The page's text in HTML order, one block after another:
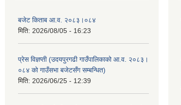
बजेट किताब आ.व. २०८३।०८४
मिति: 2026/08/05 - 16:23
प्रेस विज्ञप्ती (उदयपुरगढी गाउँपालिकाको आ.व. २०८३।
०८४ को गाउँसभा बजेटसँग सम्बन्धित)
मिति: 2026/06/25 - 12:39